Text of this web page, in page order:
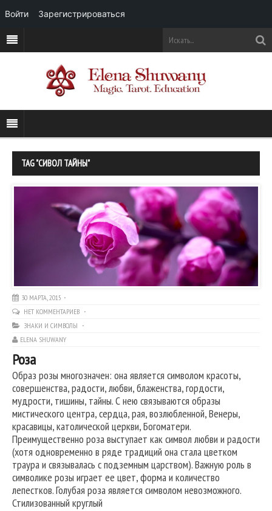
TAG "СИВОЛ ТАЙНЫ"
30 МАРТА, 2015
НЕТ КОММЕНТАРИЕВ
ЗНАКИ И СИМВОЛЫ
ELENA SHUWANY
Роза
Образ розы многозначен: она является символом красоты,
совершенства, радости, любви, блаженства, гордости,
мудрости, тишины, тайны. С нею связываются образы
мистического центра, сердца, рая, возлюбленной, Венеры,
красавицы, католической церкви, Богоматери.
Преимущественно роза выступает как символ любви и радости
(хотя одновременно в ряде традиций она стала цветком
траура и связывалась с подземным царством). Важную роль в
символике розы играет ее цвет, форма и количество
лепестков. Голубая роза является символом невозможного.
Стилизованный круглый
Войти Зарегистрироваться